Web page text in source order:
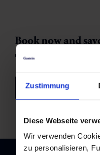
Zustimmung
Diese Webseite
Wir verwenden
zu personalisieren,
Book now and
online early
Tickets